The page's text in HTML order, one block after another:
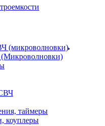
(микроволновки)
таймеры
коуплеры